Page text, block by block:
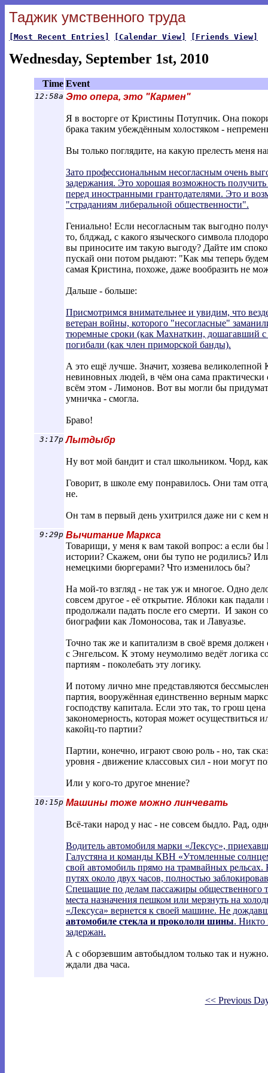
Таджик умственного труда
[Most Recent Entries] [Calendar View] [Friends View]
Wednesday, September 1st, 2010
Time Event
12:58a Это опера, это "Кармен"
Я в восторге от Кристины Потупчик. Она
брака таким убеждённым холостяком -
Вы только поглядите, на какую прелесть меня
Зато профессиональным несогласным очень
задержания. Это хорошая возможность
перед иностранными грантодателями. Это и
"страданиям либеральной общественности".
Гениально! Если несогласным так выгодно
то, блджад, с какого языческого символа
вы приносите им такую выгоду? Дайте им
пускай они потом рыдают: "Как мы теперь
самая Кристина, похоже, даже вообразить не
Дальше - больше:
Присмотримся внимательнее и увидим, что
ветеран войны, которого "несогласные"
тюремные сроки (как Махнаткин,
погибали (как член приморской банды).
А это ещё лучше. Значит, хозяева
невиновных людей, в чём она сама
всём этом - Лимонов. Вот вы могли бы
умничка - смогла.
Браво!
3:17p Лытдыбр
Ну вот мой бандит и стал школьником. Чорд, как
Говорит, в школе ему понравилось. Они там
не.
Он там в первый день ухитрился даже ни с кем
9:29p Вычитание Маркса
Товарищи, у меня к вам такой вопрос: а если
истории? Скажем, они бы тупо не родились?
немецкими бюргерами? Что изменилось бы?
На мой-то взгляд - не так уж и многое. Одно
совсем другое - её открытие. Яблоки как
продолжали падать после его смерти. И закон
биографии как Ломоносова, так и Лавуазье.
Точно так же и капитализм в своё время
с Энгельсом. К этому неумолимо ведёт логика
партиям - поколебать эту логику.
И потому лично мне представляются
партия, вооружённая единственно верным
господству капитала. Если это так, то грош
закономерность, которая может осуществиться
какойц-то партии?
Партии, конечно, играют свою роль - но, так
уровня - движение классовых сил - нои могут
Или у кого-то другое мнение?
10:15p Машины тоже можно линчевать
Всё-таки народ у нас - не совсем быдло. Рад,
Водитель автомобиля марки «Лексус»,
Галустяна и команды КВН «Утомленные
свой автомобиль прямо на трамвайных
путях около двух часов, полностью
Спешащие по делам пассажиры общественного
места назначения пешком или мерзнуть на
«Лексуса» вернется к своей машине. Не
автомобиле стекла и прокололи шины. Никто
задержан.
А с оборзевшим автобыдлом только так и
ждали два часа.
<< Previous